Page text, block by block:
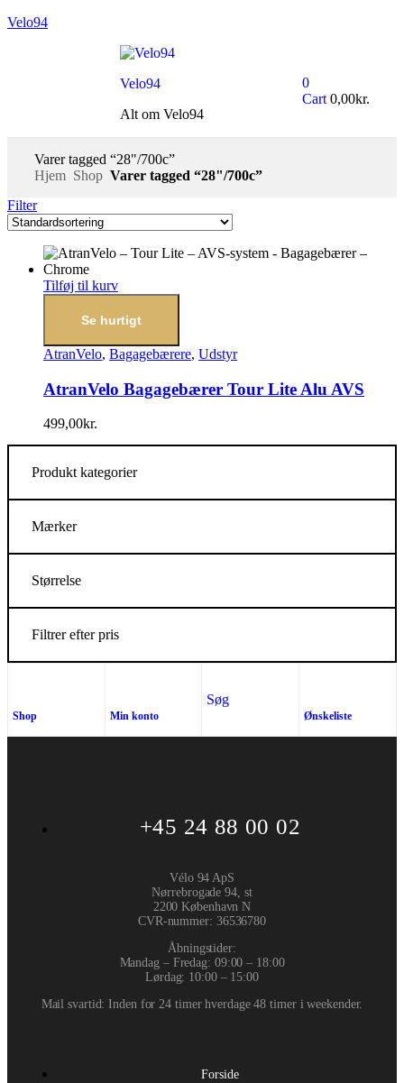
Velo94
Velo94
Alt om Velo94
0
Cart 0,00kr.
Varer tagged “28"/700c”
Hjem Shop Varer tagged “28"/700c”
Filter
Tilføj til kurv
Se hurtigt
AtranVelo, Bagagebærere, Udstyr
AtranVelo Bagagebærer Tour Lite Alu AVS
499,00kr.
Produkt kategorier
Mærker
Størrelse
Filtrer efter pris
Shop Min konto
Søg
Ønskeliste
+45 24 88 00 02
Vélo 94 ApS
Nørrebrogade 94, st
2200 København N
CVR-nummer: 36536780
Åbningstider:
Mandag – Fredag: 09:00 – 18:00
Lørdag: 10:00 – 15:00
Mail svartid: Inden for 24 timer hverdage 48 timer i weekender.
Forside